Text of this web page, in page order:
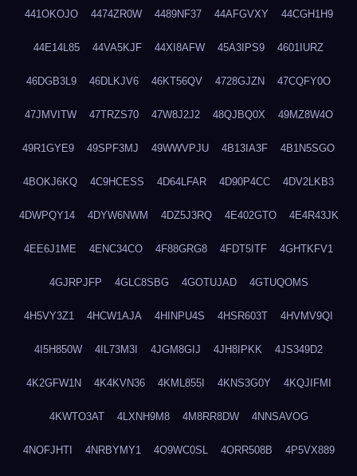
441OKOJO 4474ZR0W 4489NF37 44AFGVXY 44CGH1H9
44E14L85 44VA5KJF 44XI8AFW 45A3IPS9 4601IURZ
46DGB3L9 46DLKJV6 46KT56QV 4728GJZN 47CQFY0O
47JMVITW 47TRZS70 47W8J2J2 48QJBQ0X 49MZ8W4O
49R1GYE9 49SPF3MJ 49WWVPJU 4B13IA3F 4B1N5SGO
4BOKJ6KQ 4C9HCESS 4D64LFAR 4D90P4CC 4DV2LKB3
4DWPQY14 4DYW6NWM 4DZ5J3RQ 4E402GTO 4E4R43JK
4EE6J1ME 4ENC34CO 4F88GRG8 4FDT5ITF 4GHTKFV1
4GJRPJFP 4GLC8SBG 4GOTUJAD 4GTUQOMS
4H5VY3Z1 4HCW1AJA 4HINPU4S 4HSR603T 4HVMV9QI
4I5H850W 4IL73M3I 4JGM8GIJ 4JH8IPKK 4JS349D2
4K2GFW1N 4K4KVN36 4KML855I 4KNS3G0Y 4KQJIFMI
4KWTO3AT 4LXNH9M8 4M8RR8DW 4NNSAVOG
4NOFJHTI 4NRBYMY1 4O9WC0SL 4ORR508B 4P5VX889